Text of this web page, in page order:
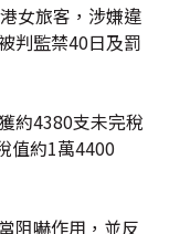
女旅客，涉嫌違
判監禁40日及罰
約4380支未完稅
值約1萬4400
阻嚇作用，並反